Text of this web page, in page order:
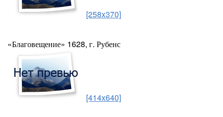
[258x370]
«Благовещение» 1628, г. Рубенс
[414x640]